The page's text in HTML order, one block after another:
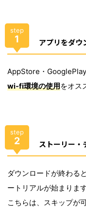
step
1 アプリをダウ
AppStore・
wi-fi環境の使用をオス
step
2 ストーリー・
ダウンロードが終わる
ートリアルが始まります
こちらは、スキップが